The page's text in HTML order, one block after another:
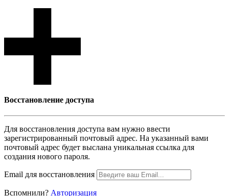
Восcтановление доступа
Для восcтановления доступа вам нужно ввести
зарегистрированный почтовый адрес. На указанный вами
почтовый адрес будет выслана уникальная ссылка для
создания нового пароля.
Email для восcтановления
Вспомнили? Авторизация